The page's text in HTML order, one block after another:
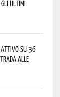
ultimi
su 36
alle